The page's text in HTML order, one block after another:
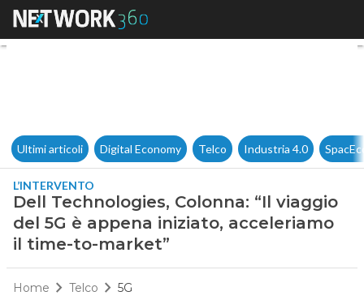
Dell Technologies, Colonna:
Ultimi articoli Digital Economy Telco Industria 4.0
L’INTERVENTO
Dell Technologies, Colonna: “Il viaggio
del 5G è appena iniziato, acceleriamo
il time-to-market”
Home Telco 5G